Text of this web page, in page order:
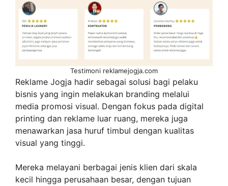
Testimoni reklamejogja.com
Reklame Jogja hadir sebagai solusi bagi pelaku
bisnis yang ingin melakukan branding melalui
media promosi visual. Dengan fokus pada digital
printing dan reklame luar ruang, mereka juga
menawarkan jasa huruf timbul dengan kualitas
visual yang tinggi.
Mereka melayani berbagai jenis klien dari skala
kecil hingga perusahaan besar, dengan tujuan